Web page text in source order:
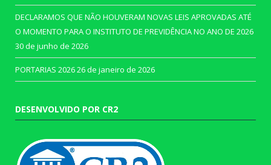
DECLARAMOS QUE NÃO HOUVERAM NOVAS LEIS APROVADAS ATÉ
O MOMENTO PARA O INSTITUTO DE PREVIDÊNCIA NO ANO DE 2026
30 de junho de 2026
PORTARIAS 202626 de janeiro de 2026
DESENVOLVIDO POR CR2